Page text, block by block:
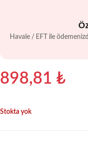
Havale / EFT ile
898,81 ₺
Stokta yok